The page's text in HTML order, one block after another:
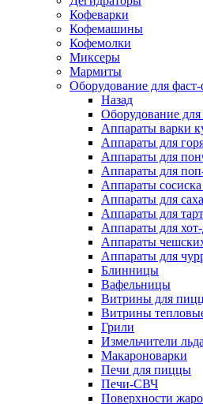
Кофеварки
Кофемашины
Кофемолки
Миксеры
Мармиты
Оборудование для фаст-
Назад
Оборудование для
Аппараты варки
Аппараты для
Аппараты для
Аппараты для
Аппараты
Аппараты для
Аппараты для
Аппараты для
Аппараты
Аппараты для
Блинницы
Вафельницы
Витрины для
Витрины
Грили
Измельчители льда
Макароноварки
Печи для пиццы
Печи-СВЧ
Поверхности